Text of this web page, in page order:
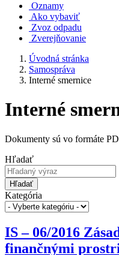
Oznamy
Ako vybaviť
Zvoz odpadu
Zverejňovanie
Úvodná stránka
Samospráva
Interné smernice
Interné
Dokumenty sú vo formáte
Hľadať
Hľadať
Kategória
IS – 06/2016
finančnými